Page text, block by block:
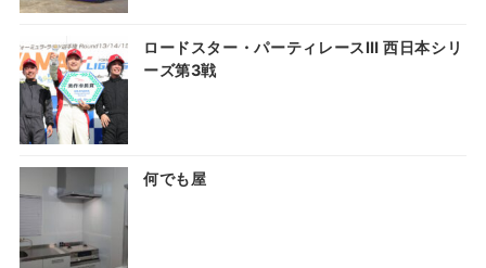
ロードスター・パーティレースⅢ 西日本シリ
ーズ第3戦
何でも屋